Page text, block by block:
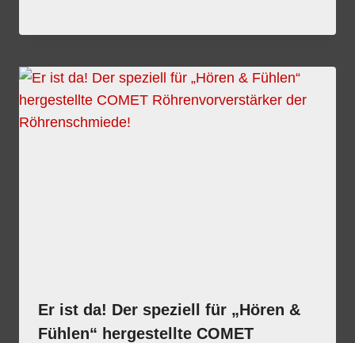
Er ist da! Der speziell für „Hören &
Fühlen“ hergestellte COMET